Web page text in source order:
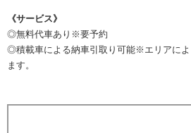
《サービス》
◎無料代車あり※要予約
◎積載車による納車引取り可能※エリアによ
ます。